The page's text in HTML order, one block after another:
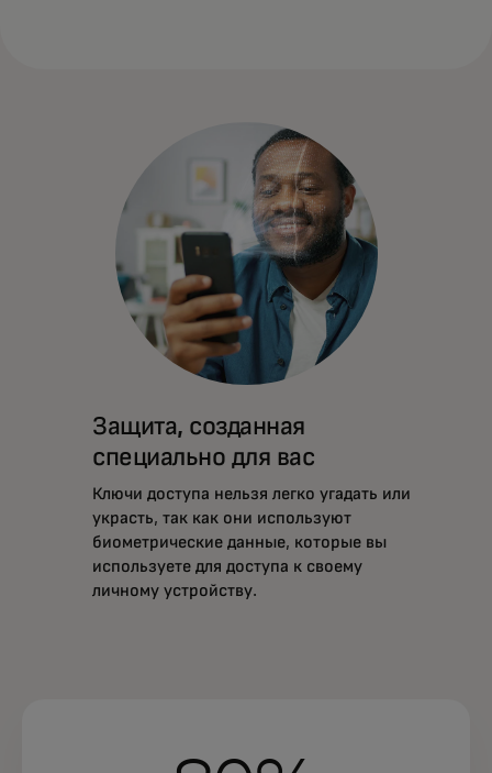
Защита, созданная
специально для вас
Ключи доступа нельзя легко угадать или
украсть, так как они используют
биометрические данные, которые вы
используете для доступа к своему
личному устройству.